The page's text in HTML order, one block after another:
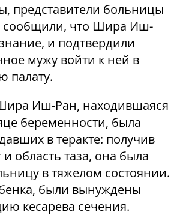
представители больницы
сообщили, что Шира Иш-
и подтвердили
мужу войти к ней в
палату.
Иш-Ран, находившаяся
беременности, была
в теракте: получив
область таза, она была
в тяжелом состоянии.
были вынуждены
кесарева сечения.